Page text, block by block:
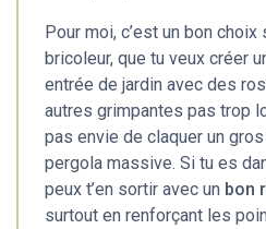
Pour moi, c’est un bon
bricoleur, que tu veux créer
entrée de jardin avec des
autres grimpantes pas trop
pas envie de claquer un
pergola massive. Si tu es
peux t’en sortir avec un bon
surtout en renforçant les